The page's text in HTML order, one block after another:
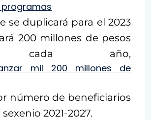
se duplicará para el 2023
200 millones de pesos
cada año,
mil 200 millones de
número de beneficiarios
2021-2027.